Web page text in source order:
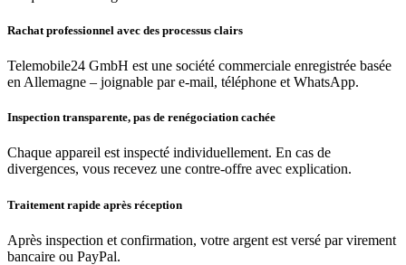
Rachat professionnel avec des processus clairs
Telemobile24 GmbH est une société commerciale enregistrée basée
en Allemagne – joignable par e-mail, téléphone et WhatsApp.
Inspection transparente, pas de renégociation cachée
Chaque appareil est inspecté individuellement. En cas de
divergences, vous recevez une contre-offre avec explication.
Traitement rapide après réception
Après inspection et confirmation, votre argent est versé par virement
bancaire ou PayPal.